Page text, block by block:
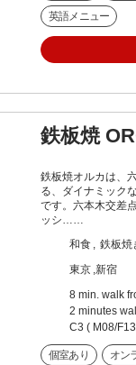
英語メニュー
鉄板焼
鉄板焼オルカは、
る、ダイナミック
です。六本木交差
ッシ……
和食
鉄板焼
東京 新宿
8 min. walk
2 minutes
C3 ( M08/
個室あり オン